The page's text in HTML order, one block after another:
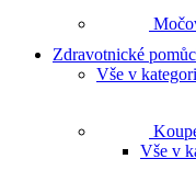
Zdravotnické
Vše v
Vše v